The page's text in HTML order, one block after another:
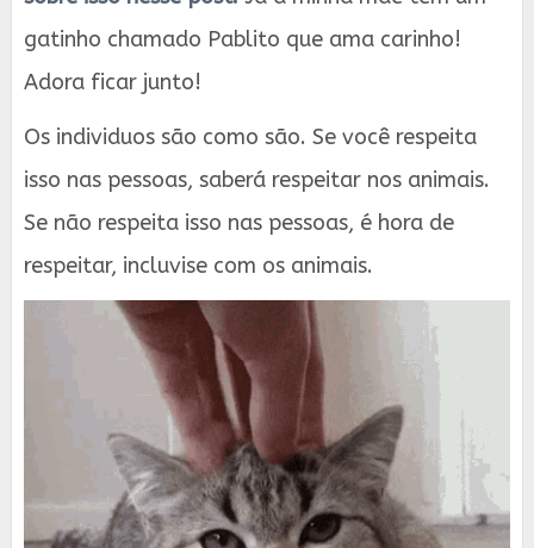
gatinho chamado Pablito que ama carinho!
Adora ficar junto!
Os individuos são como são. Se você respeita
isso nas pessoas, saberá respeitar nos animais.
Se não respeita isso nas pessoas, é hora de
respeitar, incluvise com os animais.